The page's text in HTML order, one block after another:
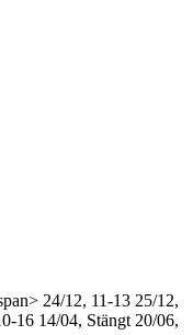
24/12, 11-13 25/12,
16 14/04, Stängt 20/06,